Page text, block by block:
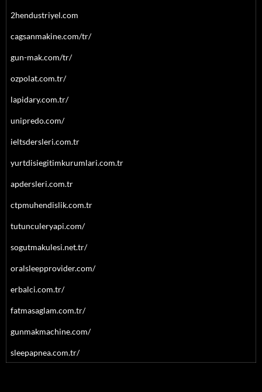
2hendustriyel.com
cagsanmakine.com/tr/
gun-mak.com/tr/
ozpolat.com.tr/
lapidary.com.tr/
unipredo.com/
ieltsdersleri.com.tr
yurtdisiegitimkurumlari.com.tr
apdersleri.com.tr
ctpmuhendislik.com.tr
tutunculeryapi.com/
sogutmakulesi.net.tr/
oralsleepprovider.com/
erbalci.com.tr/
fatmasaglam.com.tr/
gunmakmachine.com/
sleepapnea.com.tr/